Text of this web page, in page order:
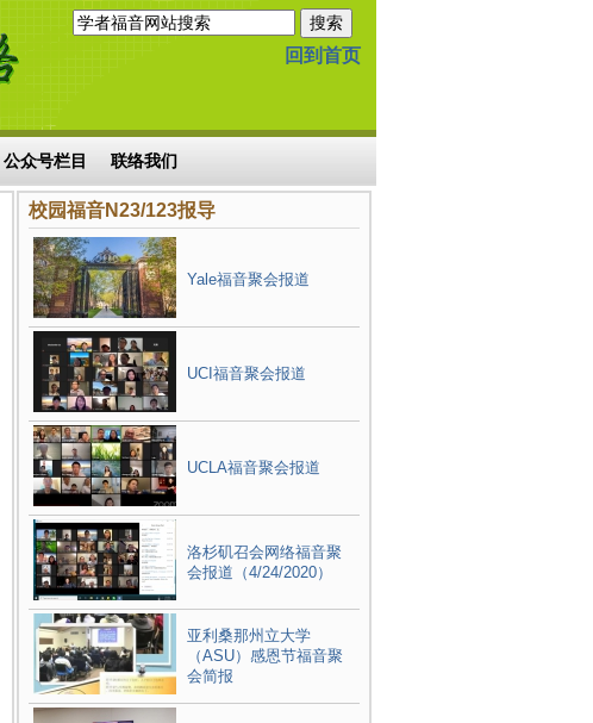
回到首页
公众号栏目 联络我们
校园福音N23/123报导
Yale福音聚会报道
UCI福音聚会报道
UCLA福音聚会报道
洛杉矶召会网络福音聚
会报道（4/24/2020）
亚利桑那州立大学
（ASU）感恩节福音聚
会简报